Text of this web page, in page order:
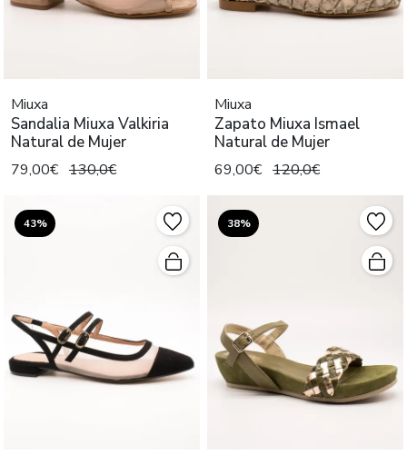
Miuxa
Sandalia Miuxa Valkiria
Natural de Mujer
79,00€ 130,0€
Miuxa
Zapato Miuxa Ismael
Natural de Mujer
69,00€ 120,0€
43% 38%